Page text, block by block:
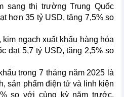
sang thị trường Trung Quốc
hơn 35 tỷ USD, tăng 7,5% so
kim ngạch xuất khẩu hàng hóa
đạt 5,7 tỷ USD, tăng 2,5% so
trong 7 tháng năm 2025 là
sản phẩm điện tử và linh kiện
so với cùng kỳ năm trước,